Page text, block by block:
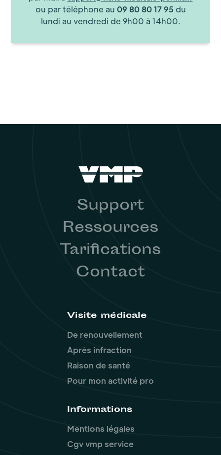
ou par téléphone au 09 80 80 17 95 du
lundi au vendredi de 9h00 à 14h00.
Support
Ressources
Tarifications
Contact
Visite médicale
De renouvellement
Après infraction
Raison de santé
Pour mon activité pro
Informations
Mentions légales
Cgv vmp service